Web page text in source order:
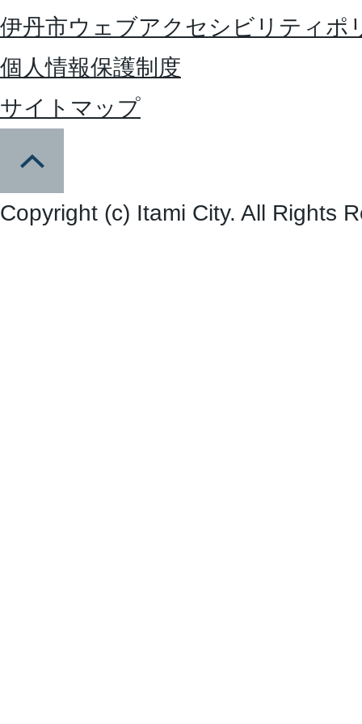
伊丹市ウェブアクセシビリティポ
個人情報保護制度
サイトマップ
Copyright (c) Itami City. All Rights